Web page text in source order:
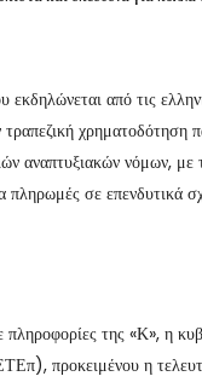
εκδηλώνεται από τις
χρηματοδότηση
αναπτυξιακών νόμων,
σε επενδυτικά
της «Κ», η
προκειμένου η